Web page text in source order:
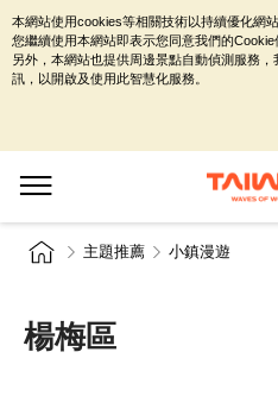
主題推薦 小鎮漫遊
楊梅區
本網站使用cookies等相關技術以持續優化網
您繼續使用本網站即表示您同意我們的Cookie
另外，本網站也提供周邊景點自動偵測服務
訊，以開啟及使用此智慧化服務。